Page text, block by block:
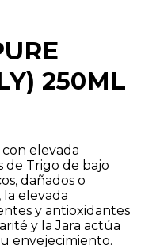
250ML
con elevada
Trigo de bajo
dañados o
elevada
y antioxidantes
y la Jara actúa
envejecimiento.